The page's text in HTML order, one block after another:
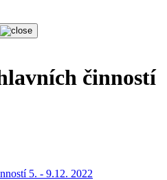
činností
5. - 9.12. 2022